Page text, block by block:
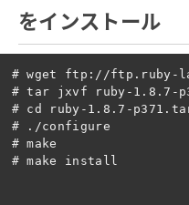
をインストール
# wget ftp://ftp.ruby-
# tar jxvf ruby-1.8.7-
# cd ruby-1.8.7-
# ./configure
# make
# make install